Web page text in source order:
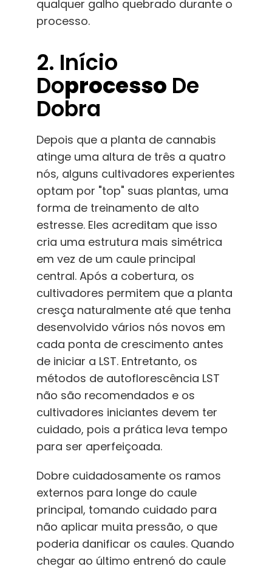
qualquer galho quebrado durante o
processo.
2. Início
DoProcesso De
Dobra
Depois que a planta de cannabis
atinge uma altura de três a quatro
nós, alguns cultivadores experientes
optam por "top" suas plantas, uma
forma de treinamento de alto
estresse. Eles acreditam que isso
cria uma estrutura mais simétrica
em vez de um caule principal
central. Após a cobertura, os
cultivadores permitem que a planta
cresça naturalmente até que tenha
desenvolvido vários nós novos em
cada ponta de crescimento antes
de iniciar a LST. Entretanto, os
métodos de autoflorescência LST
não são recomendados e os
cultivadores iniciantes devem ter
cuidado, pois a prática leva tempo
para ser aperfeiçoada.
Dobre cuidadosamente os ramos
externos para longe do caule
principal, tomando cuidado para
não aplicar muita pressão, o que
poderia danificar os caules. Quando
chegar ao último entrenó do caule